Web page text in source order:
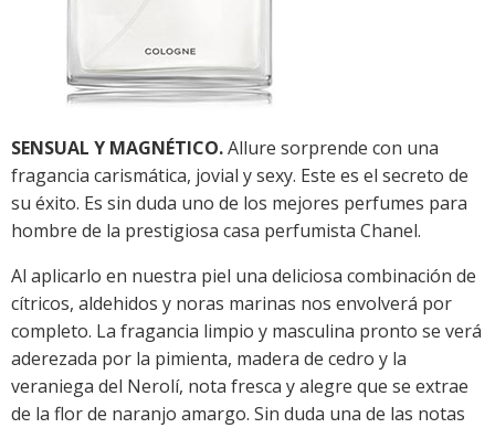
SENSUAL Y MAGNÉTICO.Allure sorprende con una
fragancia carismática, jovial y sexy. Este es el secreto de
su éxito. Es sin duda uno de los mejores perfumes para
hombre de la prestigiosa casa perfumista Chanel.
Al aplicarlo en nuestra piel una deliciosa combinación de
cítricos, aldehidos y noras marinas nos envolverá por
completo. La fragancia limpio y masculina pronto se verá
aderezada por la pimienta, madera de cedro y la
veraniega del Nerolí, nota fresca y alegre que se extrae
de la flor de naranjo amargo. Sin duda una de las notas